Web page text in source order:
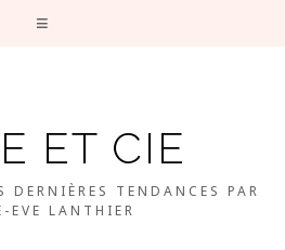
ET CIE
DERNIÈRES TENDANCES PAR
EVE LANTHIER